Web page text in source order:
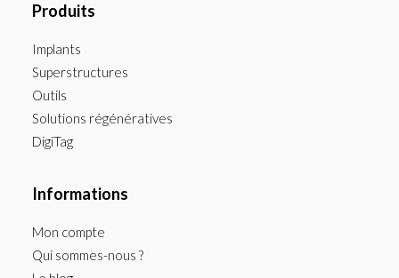
Produits
Implants
Superstructures
Outils
Solutions régénératives
DigiTag
Informations
Mon compte
Qui sommes-nous ?